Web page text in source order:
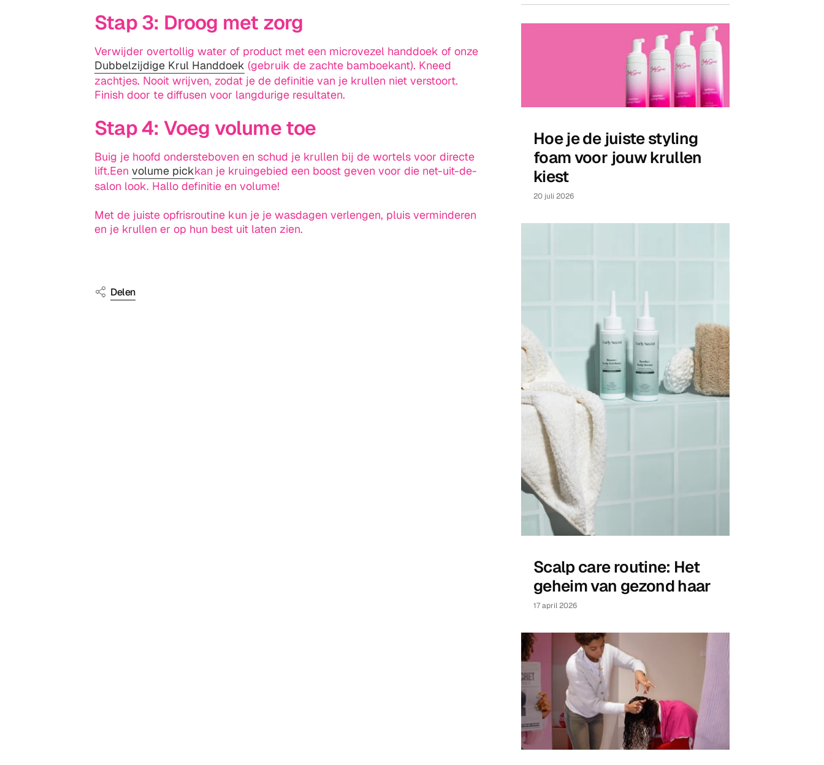
Stap 3: Droog met zorg
Verwijder overtollig water of product met een microvezel handdoek of onze
Dubbelzijdige Krul Handdoek (gebruik de zachte bamboekant). Kneed
zachtjes. Nooit wrijven, zodat je de definitie van je krullen niet verstoort.
Finish door te diffusen voor langdurige resultaten.
Stap 4: Voeg volume toe
Buig je hoofd ondersteboven en schud je krullen bij de wortels voor directe
lift.Een volume pickkan je kruingebied een boost geven voor die net-uit-de-
salon look. Hallo definitie en volume!
Met de juiste opfrisroutine kun je je wasdagen verlengen, pluis verminderen
en je krullen er op hun best uit laten zien.
Delen
Hoe je de juiste styling
foam voor jouw krullen
kiest
20 juli 2026
Scalp care routine: Het
geheim van gezond haar
17 april 2026